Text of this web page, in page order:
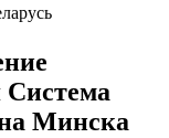
Система
Минска